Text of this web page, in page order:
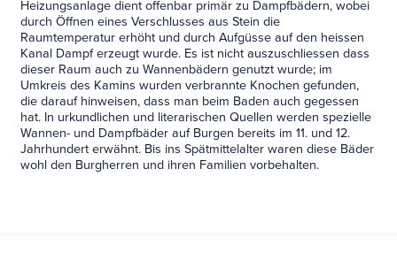
Heizungsanlage dient offenbar primär zu Dampfbädern, wobei
durch Öffnen eines Verschlusses aus Stein die
Raumtemperatur erhöht und durch Aufgüsse auf den heissen
Kanal Dampf erzeugt wurde. Es ist nicht auszuschliessen dass
dieser Raum auch zu Wannenbädern genutzt wurde; im
Umkreis des Kamins wurden verbrannte Knochen gefunden,
die darauf hinweisen, dass man beim Baden auch gegessen
hat. In urkundlichen und literarischen Quellen werden spezielle
Wannen- und Dampfbäder auf Burgen bereits im 11. und 12.
Jahrhundert erwähnt. Bis ins Spätmittelalter waren diese Bäder
wohl den Burgherren und ihren Familien vorbehalten.